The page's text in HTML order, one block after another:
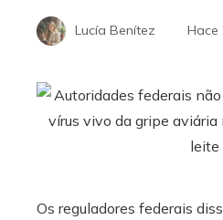
Lucía Benítez Hace
Os reguladores federais